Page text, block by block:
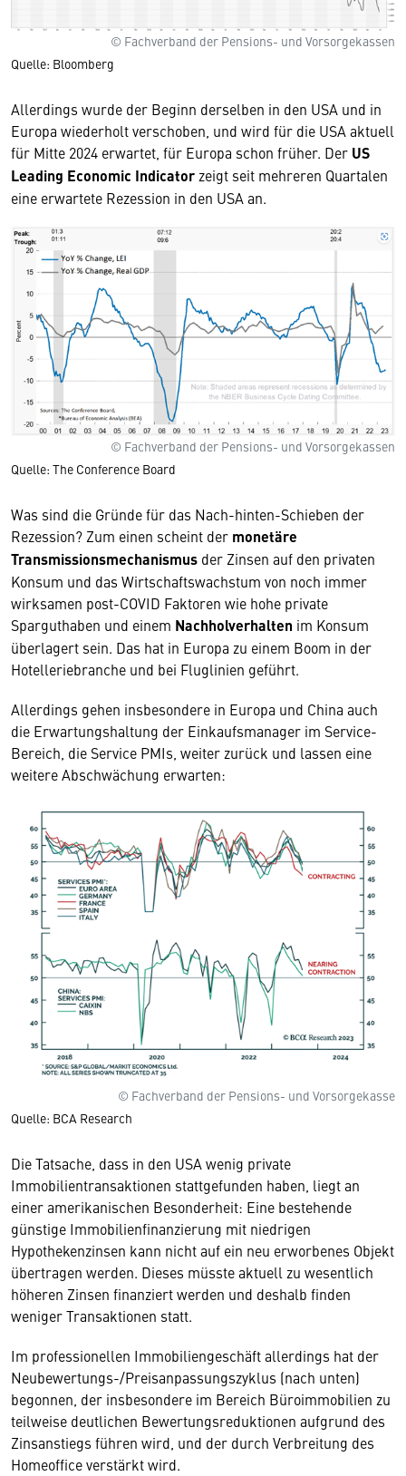
© Fachverband der Pensions- und Vorsorgekassen
Quelle: Bloomberg
Allerdings wurde der Beginn derselben in den USA und in
Europa wiederholt verschoben, und wird für die USA aktuell
für Mitte 2024 erwartet, für Europa schon früher. Der US
Leading Economic Indicator zeigt seit mehreren Quartalen
eine erwartete Rezession in den USA an.
© Fachverband der Pensions- und Vorsorgekassen
Quelle: The Conference Board
Was sind die Gründe für das Nach-hinten-Schieben der
Rezession? Zum einen scheint der monetäre
Transmissionsmechanismus der Zinsen auf den privaten
Konsum und das Wirtschaftswachstum von noch immer
wirksamen post-COVID Faktoren wie hohe private
Sparguthaben und einem Nachholverhalten im Konsum
überlagert sein. Das hat in Europa zu einem Boom in der
Hotelleriebranche und bei Fluglinien geführt.
Allerdings gehen insbesondere in Europa und China auch
die Erwartungshaltung der Einkaufsmanager im Service-
Bereich, die Service PMIs, weiter zurück und lassen eine
weitere Abschwächung erwarten:
© Fachverband der Pensions- und Vorsorgekasse
Quelle: BCA Research
Die Tatsache, dass in den USA wenig private
Immobilientransaktionen stattgefunden haben, liegt an
einer amerikanischen Besonderheit: Eine bestehende
günstige Immobilienfinanzierung mit niedrigen
Hypothekenzinsen kann nicht auf ein neu erworbenes Objekt
übertragen werden. Dieses müsste aktuell zu wesentlich
höheren Zinsen finanziert werden und deshalb finden
weniger Transaktionen statt.
Im professionellen Immobiliengeschäft allerdings hat der
Neubewertungs-/Preisanpassungszyklus (nach unten)
begonnen, der insbesondere im Bereich Büroimmobilien zu
teilweise deutlichen Bewertungsreduktionen aufgrund des
Zinsanstiegs führen wird, und der durch Verbreitung des
Homeoffice verstärkt wird.